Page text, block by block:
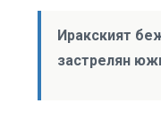
Иракският
застрелян